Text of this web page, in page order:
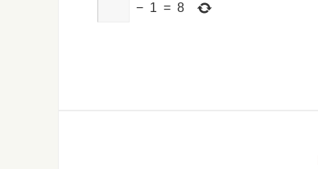
− 1 = 8